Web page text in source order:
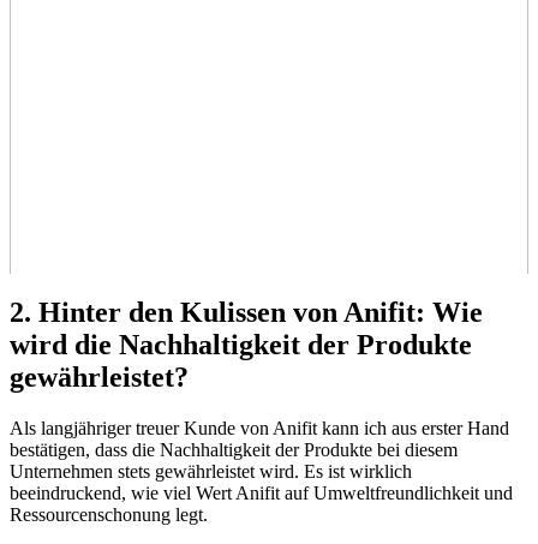
2. Hinter den Kulissen​ von Anifit: ⁤Wie
wird die Nachhaltigkeit der Produkte
gewährleistet?
Als langjähriger treuer Kunde von Anifit kann ich aus erster⁣ Hand⁢
bestätigen, dass die Nachhaltigkeit der ⁢Produkte bei diesem
Unternehmen stets ​gewährleistet wird. Es ist‌ wirklich
beeindruckend, wie⁢ viel Wert Anifit auf Umweltfreundlichkeit und
Ressourcenschonung legt.